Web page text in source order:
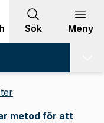
Sök Meny
metod för att